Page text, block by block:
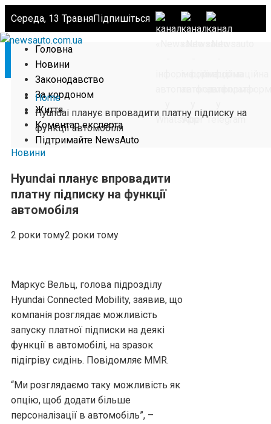
Середа, 13 ТравняПідпишіться
Головна
Новини
Законодавство
За кордоном
Життя
Коментар експерта
Підтримайте NewsAuto
Home
Hyundai планує впровадити платну підписку на
функції автомобіля
Новини
Hyundai планує впровадити
платну підписку на функції
автомобіля
2 роки тому2 роки тому
Маркус Вельц, голова підрозділу
Hyundai Connected Mobility, заявив, що
компанія розглядає можливість
запуску платної підписки на деякі
функції в автомобілі, на зразок
підігріву сидінь. Повідомляє MMR.
“Ми розглядаємо таку можливість як
опцію, щоб додати більше
персоналізації в автомобіль”, –